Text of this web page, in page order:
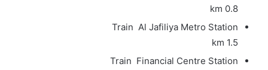
0.8 km
Train Al Jafiliya Metro Station
1.5 km
Train Financial Centre Station